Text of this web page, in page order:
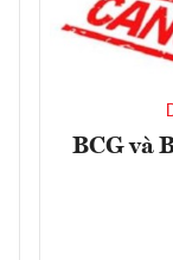
BCG và